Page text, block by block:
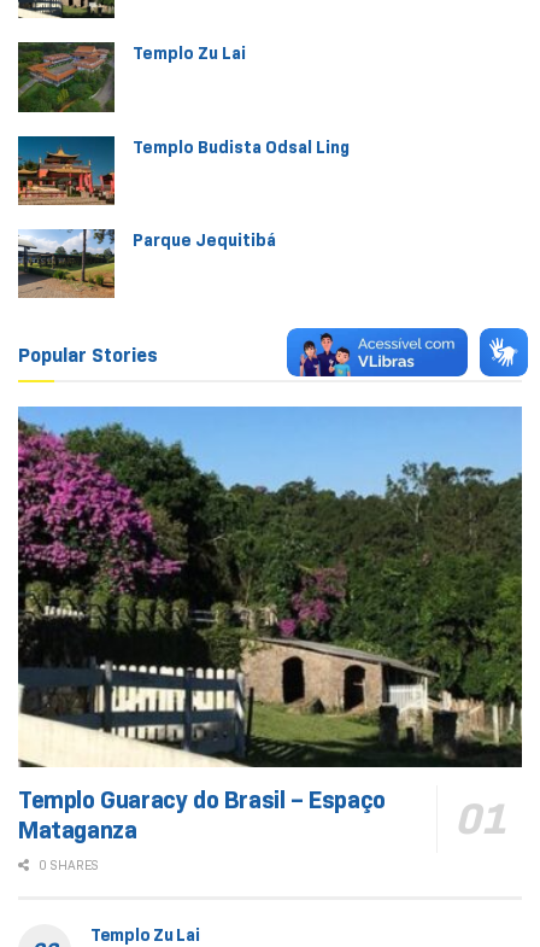
Templo Zu Lai
Templo Budista Odsal Ling
Parque Jequitibá
Popular Stories
Templo Guaracy do Brasil – Espaço
Mataganza
0 SHARES
Templo Zu Lai